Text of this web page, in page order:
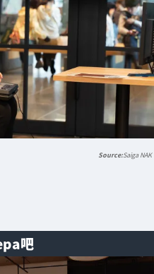
Saiga NAK
吧